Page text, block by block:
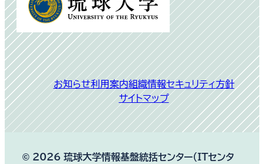
ン
ド
ウ
で
開
く
お知らせ利用案内組織情報セキュリティ方針
サイトマップ
© 2026 琉球大学情報基盤統括センター（ITセンタ